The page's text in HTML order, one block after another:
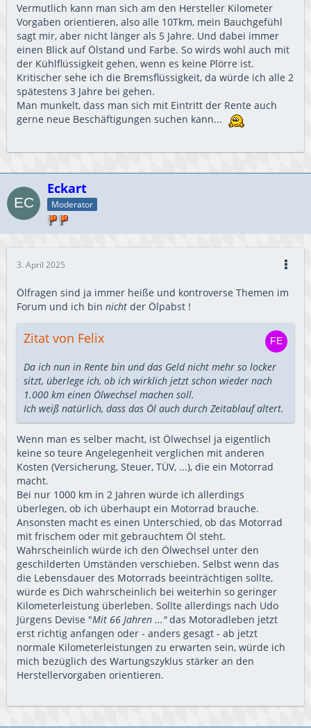
Vermutlich kann man sich am den Hersteller Kilometer
Vorgaben orientieren, also alle 10Tkm, mein Bauchgefühl
sagt mir, aber nicht länger als 5 Jahre. Und dabei immer
einen Blick auf Ölstand und Farbe. So wirds wohl auch mit
der Kühlflüssigkeit gehen, wenn es keine Plörre ist.
Kritischer sehe ich die Bremsflüssigkeit, da würde ich alle 2
spätestens 3 Jahre bei gehen.
Man munkelt, dass man sich mit Eintritt der Rente auch
gerne neue Beschäftigungen suchen kann...
Eckart
Moderator
3. April 2025
Ölfragen sind ja immer heiße und kontroverse Themen im
Forum und ich bin nicht der Ölpabst !
Zitat von Felix
Da ich nun in Rente bin und das Geld nicht mehr so locker
sitzt, überlege ich, ob ich wirklich jetzt schon wieder nach
1.000 km einen Ölwechsel machen soll.
Ich weiß natürlich, dass das Öl auch durch Zeitablauf altert.
Wenn man es selber macht, ist Ölwechsel ja eigentlich
keine so teure Angelegenheit verglichen mit anderen
Kosten (Versicherung, Steuer, TÜV, ...), die ein Motorrad
macht.
Bei nur 1000 km in 2 Jahren würde ich allerdings
überlegen, ob ich überhaupt ein Motorrad brauche.
Ansonsten macht es einen Unterschied, ob das Motorrad
mit frischem oder mit gebrauchtem Öl steht.
Wahrscheinlich würde ich den Ölwechsel unter den
geschilderten Umständen verschieben. Selbst wenn das
die Lebensdauer des Motorrads beeinträchtigen sollte,
würde es Dich wahrscheinlich bei weiterhin so geringer
Kilometerleistung überleben. Sollte allerdings nach Udo
Jürgens Devise "Mit 66 Jahren ..."das Motoradleben jetzt
erst richtig anfangen oder - anders gesagt - ab jetzt
normale Kilometerleistungen zu erwarten sein, würde ich
mich bezüglich des Wartungszyklus stärker an den
Herstellervorgaben orientieren.